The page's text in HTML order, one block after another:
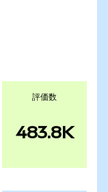
評価数
483.8K